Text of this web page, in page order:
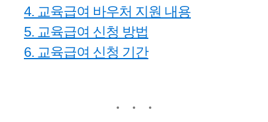
4. 교육급여 바우처 지원 내용
5. 교육급여 신청 방법
6. 교육급여 신청 기간